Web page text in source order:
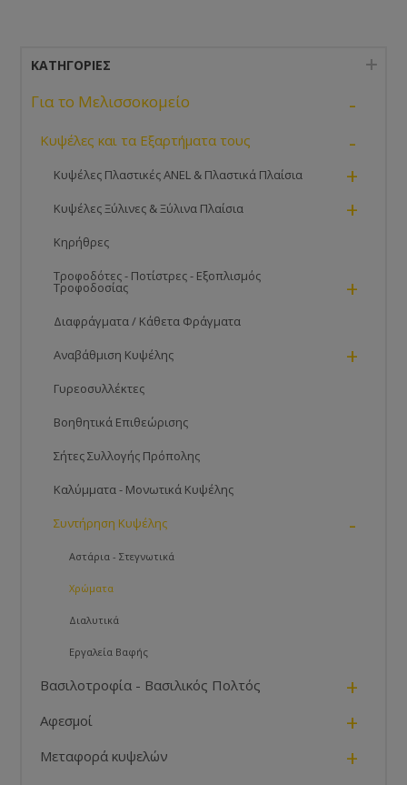
ΚΑΤΗΓΟΡΊΕΣ
Για το Μελισσοκομείο -
Κυψέλες και τα Εξαρτήματα τους -
Κυψέλες Πλαστικές ANEL & Πλαστικά Πλαίσια +
Κυψέλες Ξύλινες & Ξύλινα Πλαίσια +
Κηρήθρες
Τροφοδότες - Ποτίστρες - Εξοπλισμός
Τροφοδοσίας +
Διαφράγματα / Κάθετα Φράγματα
Αναβάθμιση Κυψέλης +
Γυρεοσυλλέκτες
Βοηθητικά Επιθεώρισης
Σήτες Συλλογής Πρόπολης
Καλύμματα - Μονωτικά Κυψέλης
Συντήρηση Κυψέλης -
Αστάρια - Στεγνωτικά
Χρώματα
Διαλυτικά
Εργαλεία Βαφής
Βασιλοτροφία - Βασιλικός Πολτός +
Αφεσμοί +
Μεταφορά κυψελών +